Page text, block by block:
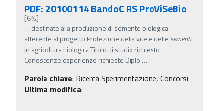
PDF: 20100114 BandoC RS ProViSeBio
[6%]
… destinate alla produzione di semente biologica
afferente al progetto Protezione della vite e delle sementi
in agricoltura biologica Titolo di studio richiesto
Conoscenze esperienze richieste Diplo …
Parole chiave: Ricerca Sperimentazione, Concorsi
Ultima modifica: